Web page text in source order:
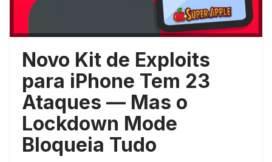
Novo Kit de Exploits
para iPhone Tem 23
Ataques — Mas o
Lockdown Mode
Bloqueia Tudo